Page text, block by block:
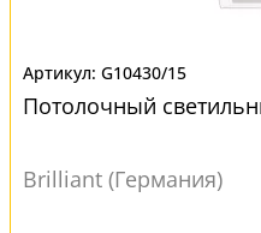
G10430/15
Потолочный
Brilliant (Германия)